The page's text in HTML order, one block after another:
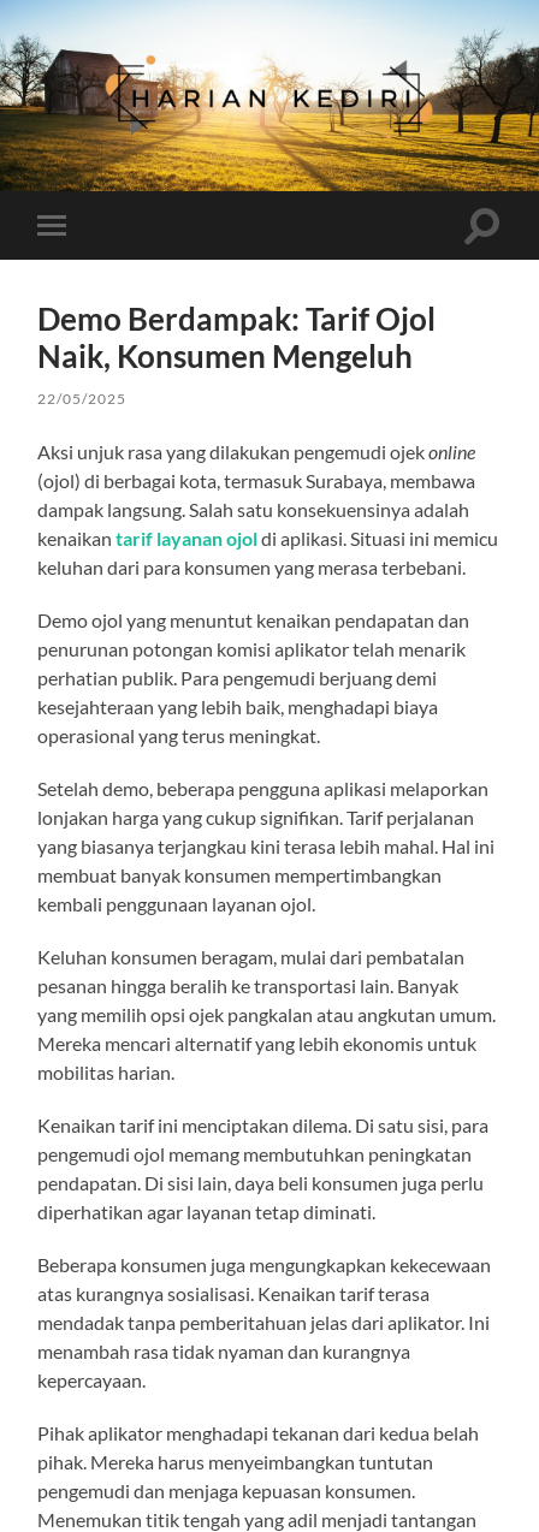
Harian
Kediri
mobile
Toggle
Demo Berdampak: Tarif Ojol
Naik, Konsumen Mengeluh
22/05/2025
Aksi unjuk rasa yang dilakukan pengemudi ojekonline
(ojol) di berbagai kota, termasuk Surabaya, membawa
dampak langsung. Salah satu konsekuensinya adalah
kenaikantarif layanan ojoldi aplikasi. Situasi ini memicu
keluhan dari para konsumen yang merasa terbebani.
Demo ojol yang menuntut kenaikan pendapatan dan
penurunan potongan komisi aplikator telah menarik
perhatian publik. Para pengemudi berjuang demi
kesejahteraan yang lebih baik, menghadapi biaya
operasional yang terus meningkat.
Setelah demo, beberapa pengguna aplikasi melaporkan
lonjakan harga yang cukup signifikan. Tarif perjalanan
yang biasanya terjangkau kini terasa lebih mahal. Hal ini
membuat banyak konsumen mempertimbangkan
kembali penggunaan layanan ojol.
Keluhan konsumen beragam, mulai dari pembatalan
pesanan hingga beralih ke transportasi lain. Banyak
yang memilih opsi ojek pangkalan atau angkutan umum.
Mereka mencari alternatif yang lebih ekonomis untuk
mobilitas harian.
Kenaikan tarif ini menciptakan dilema. Di satu sisi, para
pengemudi ojol memang membutuhkan peningkatan
pendapatan. Di sisi lain, daya beli konsumen juga perlu
diperhatikan agar layanan tetap diminati.
Beberapa konsumen juga mengungkapkan kekecewaan
atas kurangnya sosialisasi. Kenaikan tarif terasa
mendadak tanpa pemberitahuan jelas dari aplikator. Ini
menambah rasa tidak nyaman dan kurangnya
kepercayaan.
Pihak aplikator menghadapi tekanan dari kedua belah
pihak. Mereka harus menyeimbangkan tuntutan
pengemudi dan menjaga kepuasan konsumen.
Menemukan titik tengah yang adil menjadi tantangan